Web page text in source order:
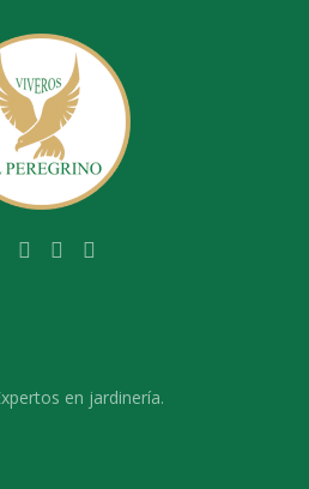
en jardinería.